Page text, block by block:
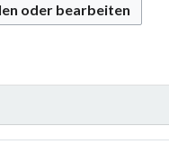
oder bearbeiten